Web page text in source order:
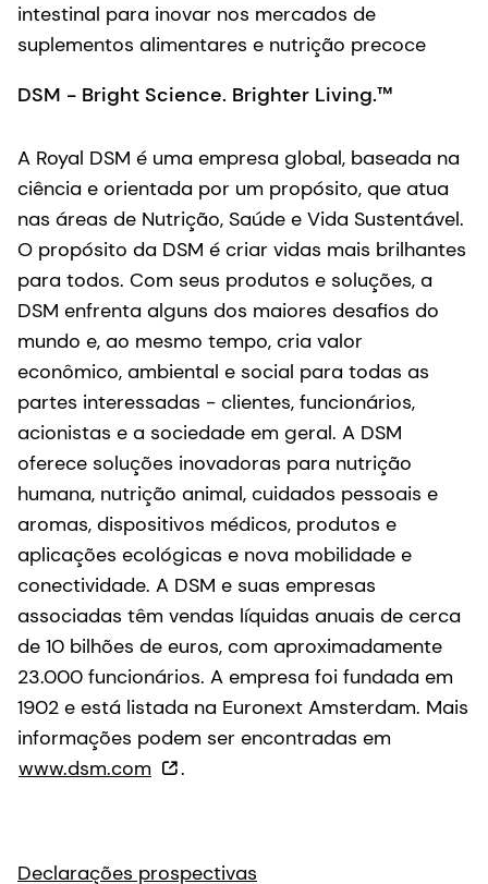
intestinal para inovar nos mercados de
suplementos alimentares e nutrição precoce
DSM - Bright Science. Brighter Living.™
A Royal DSM é uma empresa global, baseada na
ciência e orientada por um propósito, que atua
nas áreas de Nutrição, Saúde e Vida Sustentável.
O propósito da DSM é criar vidas mais brilhantes
para todos. Com seus produtos e soluções, a
DSM enfrenta alguns dos maiores desafios do
mundo e, ao mesmo tempo, cria valor
econômico, ambiental e social para todas as
partes interessadas - clientes, funcionários,
acionistas e a sociedade em geral. A DSM
oferece soluções inovadoras para nutrição
humana, nutrição animal, cuidados pessoais e
aromas, dispositivos médicos, produtos e
aplicações ecológicas e nova mobilidade e
conectividade. A DSM e suas empresas
associadas têm vendas líquidas anuais de cerca
de 10 bilhões de euros, com aproximadamente
23.000 funcionários. A empresa foi fundada em
1902 e está listada na Euronext Amsterdam. Mais
informações podem ser encontradas em
www.dsm.com
.
Declarações prospectivas